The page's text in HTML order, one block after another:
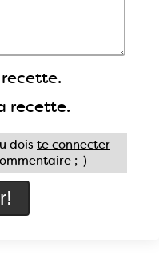
recette.
dois te connecter
;-)